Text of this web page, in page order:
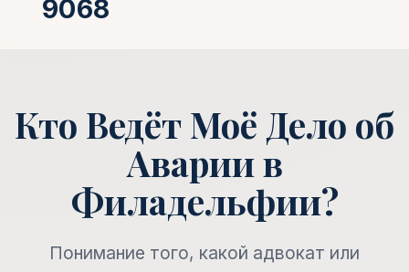
9068
Кто Ведёт Моё Дело об
Аварии в
Филадельфии?
Понимание того, какой адвокат или